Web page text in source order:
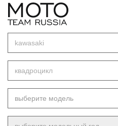
kawasaki
квадроцикл
выберите модель